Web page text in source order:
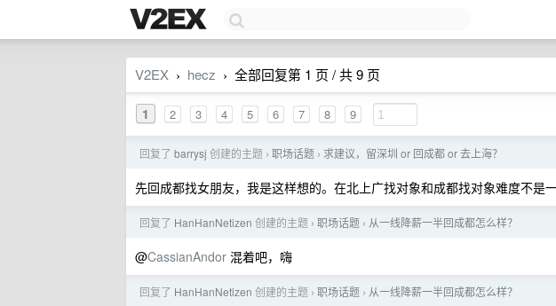
V2EX › hecz › 全部回复第 1 页 / 共 9 页
1 2 3 4 5 6 7 8 9
回复了 barrysj 创建的主题 › 职场话题 › 求建议，留深圳 or 回成都 or 去上海？
先回成都找女朋友，我是这样想的。在北上广找对象和成都找对象难度不是
回复了 HanHanNetizen 创建的主题 › 职场话题 › 从一线降薪一半回成都怎么样？
@CassianAndor 混着吧，嗨
回复了 HanHanNetizen 创建的主题 › 职场话题 › 从一线降薪一半回成都怎么样？